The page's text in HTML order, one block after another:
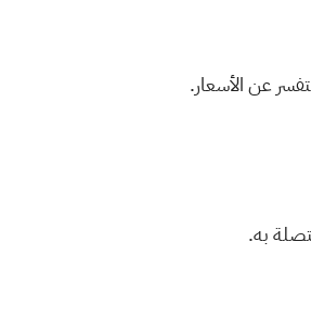
عن الأسعار.
به.